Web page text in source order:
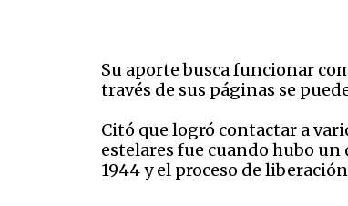
Su aporte busca funcionar
través de sus páginas se
Citó que logró contactar a
estelares fue cuando hubo
1944 y el proceso de